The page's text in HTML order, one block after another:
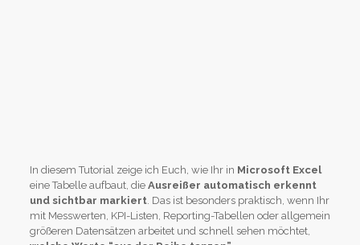
In diesem Tutorial zeige ich Euch, wie Ihr in Microsoft Excel
eine Tabelle aufbaut, die Ausreißer automatisch erkennt
und sichtbar markiert. Das ist besonders praktisch, wenn Ihr
mit Messwerten, KPI-Listen, Reporting-Tabellen oder allgemein
größeren Datensätzen arbeitet und schnell sehen möchtet,